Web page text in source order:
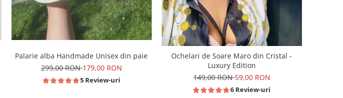
Palarie alba Handmade Unisex din paie
299,00 RON179,00 RON
5 Review-uri
Ochelari de Soare Maro din Cristal -
Luxury Edition
149,00 RON59,00 RON
6 Review-uri